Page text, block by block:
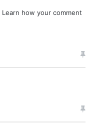
Learn how your comment